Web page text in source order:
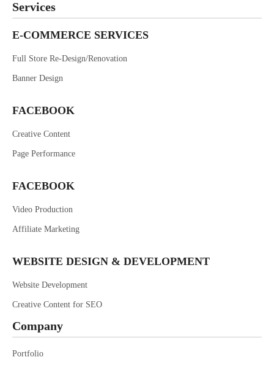
Services
E-COMMERCE SERVICES
Full Store Re-Design/Renovation
Banner Design
FACEBOOK
Creative Content
Page Performance
FACEBOOK
Video Production
Affiliate Marketing
WEBSITE DESIGN & DEVELOPMENT
Website Development
Creative Content for SEO
Company
Portfolio